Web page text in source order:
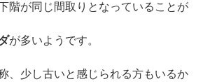
階が同じ間取りとなっていることが
が多いようです。
、少し古いと感じられる方もいるか